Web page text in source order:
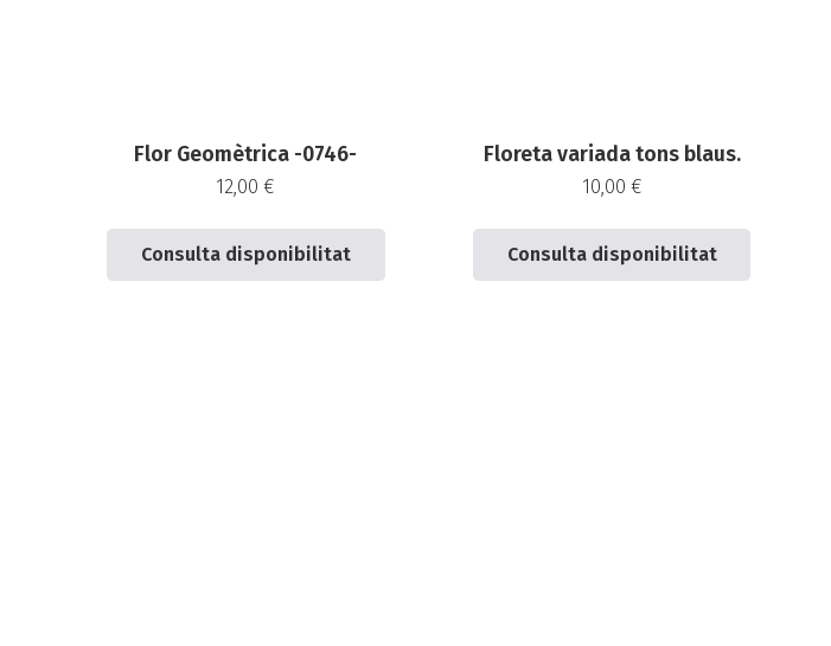
Flor Geomètrica -0746-
12,00€
Consulta disponibilitat
Floreta variada tons blaus.
10,00 €
Consulta disponibilitat